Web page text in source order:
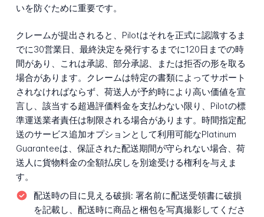
いを防ぐために重要です。
クレームが提出されると、Pilotはそれを正式に認識するま
でに30営業日、最終決定を発行するまでに120日までの時
間があり、これは承認、部分承認、または拒否の形を取る
場合があります。クレームは特定の書類によってサポート
されなければならず、荷送人が予約時により高い価値を宣
言し、該当する超過評価料金を支払わない限り、Pilotの標
準運送業者責任は制限される場合があります。時間指定配
送のサービス追加オプションとして利用可能なPlatinum
Guaranteeは、保証された配送期間が守られない場合、荷
送人に貨物料金の全額払戻しを別途受ける権利を与えま
す。
配送時の目に見える破損: 署名前に配送受領書に破損
を記載し、配送時に商品と梱包を写真撮影してくださ